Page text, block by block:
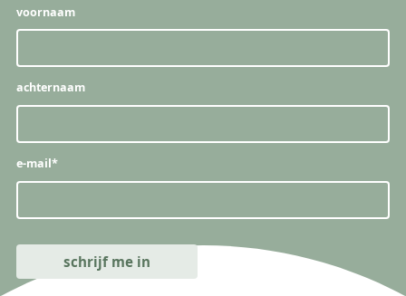
voornaam
achternaam
e-mail*